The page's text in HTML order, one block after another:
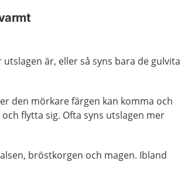
är, eller så syns bara de gulvita
den mörkare färgen kan komma och
flytta sig. Ofta syns utslagen mer
bröstkorgen och magen. Ibland